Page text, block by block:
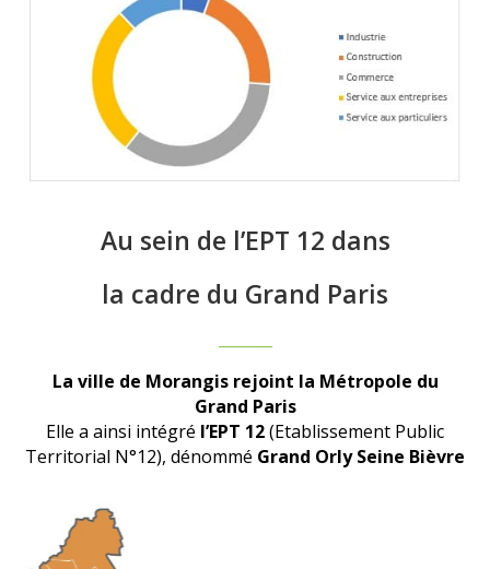
Au sein de l’EPT 12 dans
la cadre du Grand Paris
La ville de Morangis rejoint la Métropole du
Grand Paris
Elle a ainsi intégré l’EPT 12(Etablissement Public
Territorial N°12), dénommé Grand Orly Seine Bièvre